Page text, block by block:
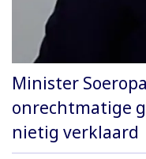
Minister
onrechtmatige
nietig verklaard